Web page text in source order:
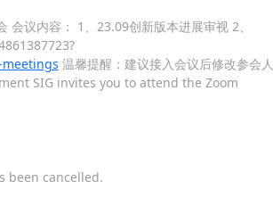
议内容： 1、23.09创新版本进展审视 2、
温馨提醒：建议接入会议后修改参会人
SIG invites you to attend the Zoom
been cancelled.